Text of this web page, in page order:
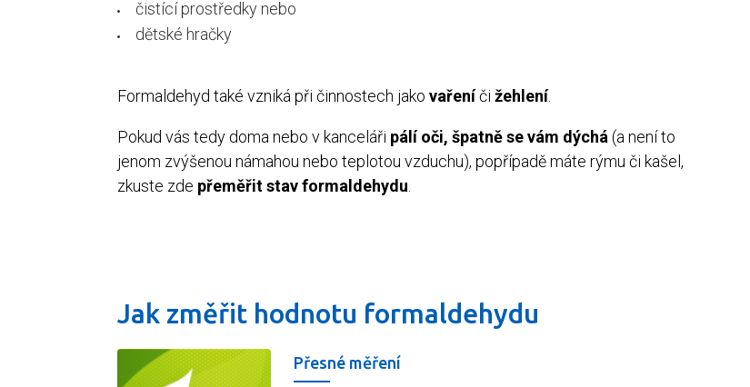
čistící prostředky nebo
dětské hračky
Formaldehyd také vzniká při činnostech jako vařeníči žehlení.
Pokud vás tedy doma nebo v kanceláři pálí oči, špatně se vám dýchá (a není to
jenom zvýšenou námahou nebo teplotou vzduchu), popřípadě máte rýmu či kašel,
zkuste zde přeměřit stav formaldehydu
Jak změřit hodnotu formaldehydu
Přesné měření